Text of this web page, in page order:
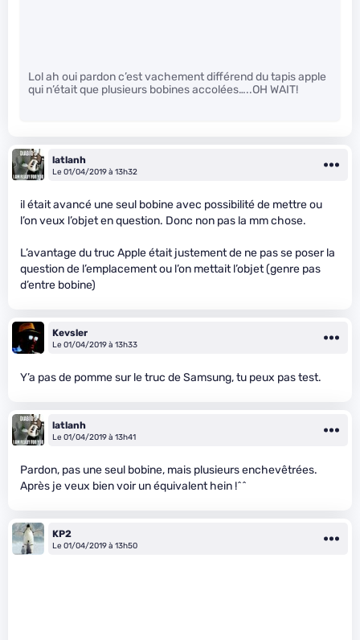
Lol ah oui pardon c’est vachement différend du tapis apple
qui n’était que plusieurs bobines accolées…..OH WAIT!
latlanh
Le 01/04/2019 à 13h32
il était avancé une seul bobine avec possibilité de mettre ou
l’on veux l’objet en question. Donc non pas la mm chose.
L’avantage du truc Apple était justement de ne pas se poser la
question de l’emplacement ou l’on mettait l’objet (genre pas
d’entre bobine)
Kevsler
Le 01/04/2019 à 13h33
Y’a pas de pomme sur le truc de Samsung, tu peux pas test.
latlanh
Le 01/04/2019 à 13h41
Pardon, pas une seul bobine, mais plusieurs enchevêtrées.
Après je veux bien voir un équivalent hein !^^
KP2
Le 01/04/2019 à 13h50